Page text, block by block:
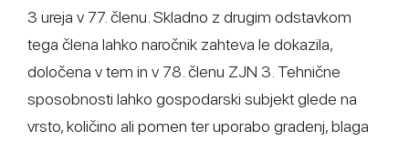
3 ureja v 77. členu. Skladno z drugim odstavkom
tega člena lahko naročnik zahteva le dokazila,
določena v tem in v 78. členu ZJN 3. Tehnične
sposobnosti lahko gospodarski subjekt glede na
vrsto, količino ali pomen ter uporabo gradenj, blaga